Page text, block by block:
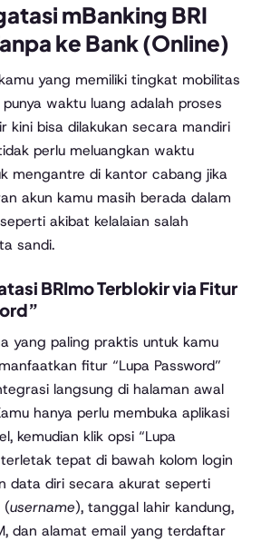
mBanking BRI
ke Bank (Online)
yang memiliki tingkat mobilitas
waktu luang adalah proses
kini bisa dilakukan secara mandiri
perlu meluangkan waktu
mengantre di kantor cabang jika
akun kamu masih berada dalam
akibat kelalaian salah
sandi.
BRImo Terblokir via Fitur
yang paling praktis untuk kamu
fitur “Lupa Password”
langsung di halaman awal
hanya perlu membuka aplikasi
kemudian klik opsi “Lupa
terletak tepat di bawah kolom login
data diri secara akurat seperti
(username), tanggal lahir kandung,
dan alamat email yang terdaftar